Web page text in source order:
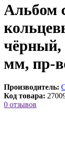
Альбом
мм, пр-
Производитель:
Код товара:
0 отзывов